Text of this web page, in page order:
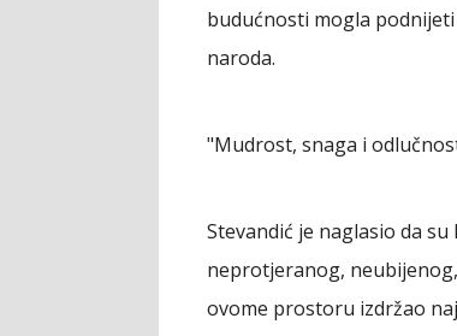
budućnosti mogla
naroda.
"Mudrost, snaga i
Stevandić je naglasio da
neprotjeranog,
ovome prostoru izdržao